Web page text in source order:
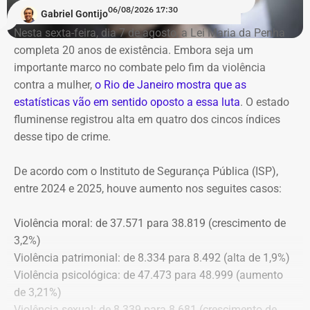
O voto do relator José Gomes Graciosa, aprovado pelo
plenário do TCE-RJ, determina a notificação da ex-
presidente do Itaprevi Fernanda; do ex-prefeito de Itaguaí,
Rubem Vieira de Souza, o Rubão; e de outros diretores e
conselheiros do fundo municipal.
Além disso, o tribunal aprovou a expedição de ofício com
cópia integral do processo ao Ministério Público do
apuração de possíveis ilícitos nas esferas cível e criminal,
e à Secretaria de Regime Próprio e Complementar do
Gabriel Gontijo06/08/2026 17:30
Nesta sexta-feira, dia 7 de agosto, a Lei Maria da Penha
completa 20 anos de existência. Embora seja um
importante marco no combate pelo fim da violência
contra a mulher, o Rio de Janeiro mostra que as
estatísticas vão em sentido oposto a essa luta. O estado
fluminense registrou alta em quatro dos cincos índices
desse tipo de crime.
De acordo com o Instituto de Segurança Pública (ISP),
entre 2024 e 2025, houve aumento nos seguites casos:
Violência moral: de 37.571 para 38.819 (crescimento de
3,2%)
Violência patrimonial: de 8.334 para 8.492 (alta de 1,9%)
Violência psicológica: de 47.473 para 48.999 (aumento
de 3,21%)